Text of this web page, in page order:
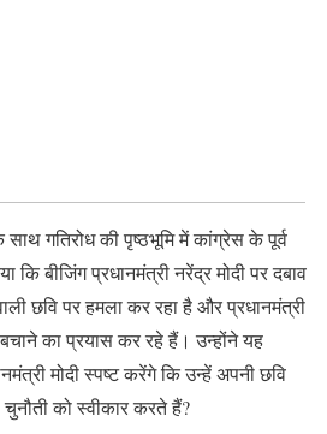
साथ गतिरोध की पृष्ठभूमि में कांग्रेस के पूर्व
कि बीजिंग प्रधानमंत्री नरेंद्र मोदी पर दबाव
छवि पर हमला कर रहा है और प्रधानमंत्री
का प्रयास कर रहे हैं। उन्होंने यह
मोदी स्पष्ट करेंगे कि उन्हें अपनी छवि
को स्वीकार करते हैं?